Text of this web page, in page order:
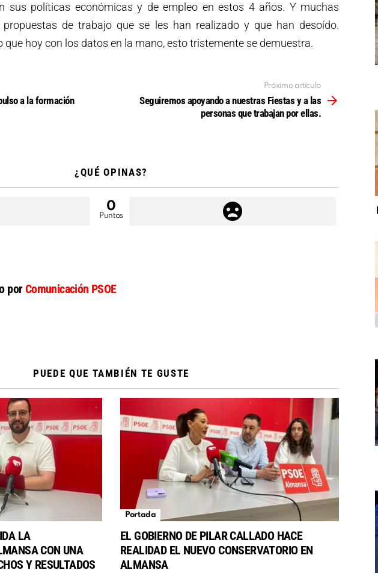
sus políticas económicas y de empleo en estos 4 años. Y muchas
de trabajo que se les han realizado y que han desoído.
que hoy con los datos en la mano, esto tristemente se demuestra.
a la formación
Próximo artículo
Seguiremos apoyando a nuestras Fiestas y a las
personas que trabajan por ellas.
¿QUÉ OPINAS?
0
Puntos
porComunicación PSOE
PUEDE QUE TAMBIÉN TE GUSTE
LA
CON UNA
Y RESULTADOS
Portada
EL GOBIERNO DE PILAR CALLADO HACE
REALIDAD EL NUEVO CONSERVATORIO EN
ALMANSA